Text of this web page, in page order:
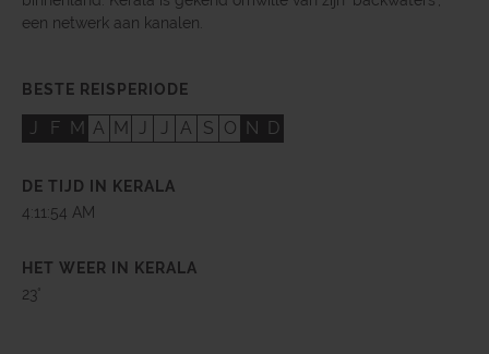
een netwerk aan kanalen.
BESTE REISPERIODE
J F M A M J J A S O N D
DE TIJD IN KERALA
4:11:55 AM
HET WEER IN KERALA
23°